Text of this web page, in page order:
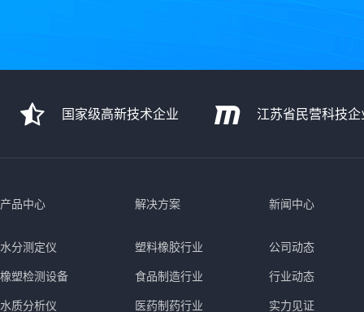
国家级高新技术企业 江苏省民营科技企
产品中心
水分测定仪
橡塑检测设备
水质分析仪
解决方案
塑料橡胶行业
食品制造行业
医药制药行业
新闻中心
公司动态
行业动态
实力见证